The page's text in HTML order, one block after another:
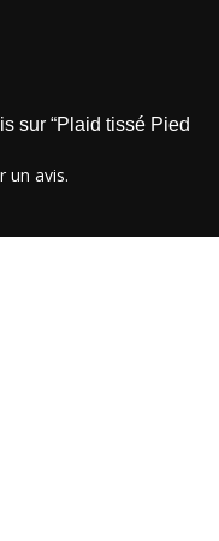
sur “Plaid tissé Pied
un avis.